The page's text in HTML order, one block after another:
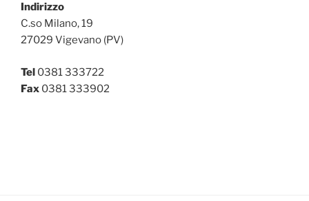
Indirizzo
C.so Milano, 19
27029 Vigevano (PV)
Tel 0381 333722
Fax 0381 333902